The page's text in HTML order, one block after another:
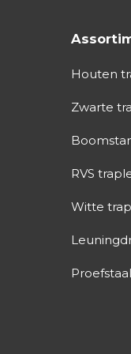
Ben je
grip en
Bij
Houten
Zwarte
RVS
Witte